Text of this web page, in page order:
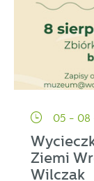
05 - 08
Ziemi
Wilczak